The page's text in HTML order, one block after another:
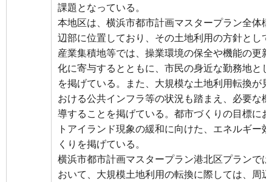
課題となっている。
本地区は、横浜市都市計画マスタープラン全体
辺部に位置しており、その土地利用の方針とし
産業集積地等では、操業環境の保全や機能の更
化に寄与するとともに、市民の身近な勤務地と
を掲げている。また、大規模な土地利用転換が
おける公共インフラ等の状況も踏まえ、必要な
導することを掲げている。都市づくりの目標に
トアイランド現象の緩和に向けた、エネルギー
くりを掲げている。
横浜市都市計画マスタープラン港北区プランで
おいて、大規模土地利用の転換に際しては、周